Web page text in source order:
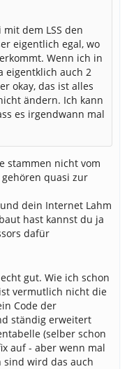
dem LSS den
eigentlich egal, wo
Wenn ich in
eigentklich auch 2
okay, das ist alles
ändern. Ich kann
es irgendwann mal
stammen nicht vom
quasi zur
dein Internet Lahm
hast kannst du ja
dafür
gut. Wie ich schon
vermutlich nicht die
Code der
ständig erweitert
(selber schon
auf - aber wenn mal
sind wird das auch